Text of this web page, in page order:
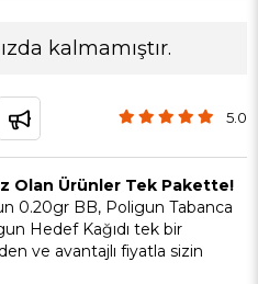
kalmamıştır.
5.0
Olan Ürünler Tek Pakette!
0.20gr BB, Poligun Tabanca
Hedef Kağıdı tek bir
ve avantajlı fiyatla sizin